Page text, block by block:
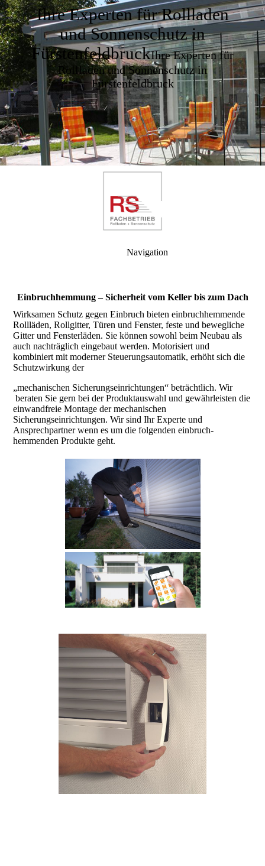
Ihre Experten für Rollladen
und Sonnenschutz in
FürstenfeldbruckIhre Experten für
Rollladen und Sonnenschutz in
Fürstenfeldbruck
Navigation
Einbruchhemmung – Sicherheit vom Keller bis zum Dach
Wirksamen Schutz gegen Einbruch bieten einbruch­hemmende
Rollläden, Rollgitter, Türen und Fenster, feste und bewegliche
Gitter und Fensterläden. Sie können sowohl beim Neubau als
auch nachträglich eingebaut werden. Motorisiert und
kombiniert mit moderner Steuerungsautomatik, erhöht sich die
Schutzwirkung der
„mechanischen Sicherungseinrichtungen“ beträchtlich. Wir
beraten Sie gern bei der Produktauswahl und gewährleisten die
einwandfreie Montage der mechan­ischen
Sicherungseinrichtungen. Wir sind Ihr Experte und
Ansprechpartner wenn es um die folgenden einbruch­
hemmenden Produkte geht.